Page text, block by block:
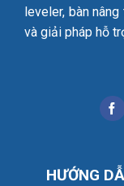
leveler, bàn
và giải pháp hỗ
HƯỚNG